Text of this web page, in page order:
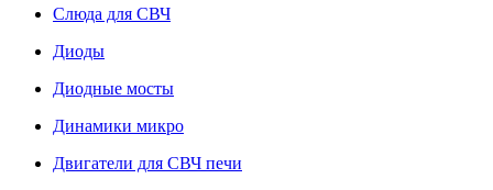
Слюда для СВЧ
Диоды
Диодные мосты
Динамики микро
Двигатели для СВЧ печи